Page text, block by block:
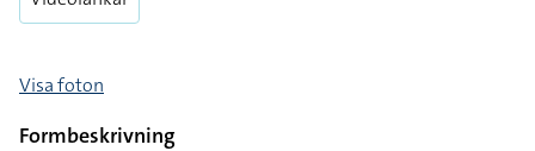
Visa foton
Formbeskrivning